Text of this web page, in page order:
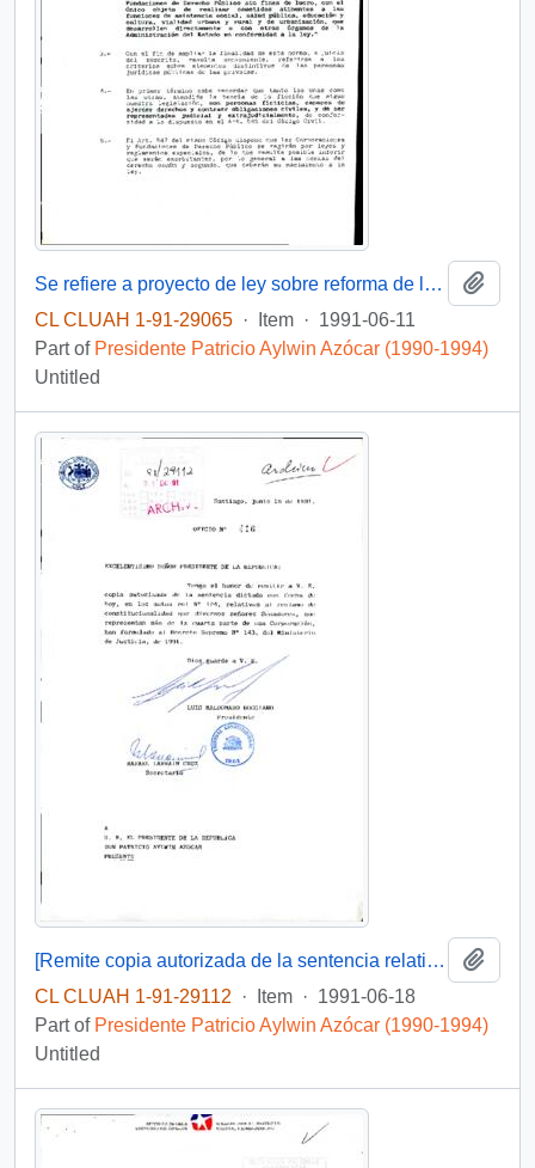
Se refiere a proyecto de ley sobre reforma de la Constitución Política del Estado
CL CLUAH 1-91-29065 · Item · 1991-06-11
Part of Presidente Patricio Aylwin Azócar (1990-1994)
Untitled
[Remite copia autorizada de la sentencia relativa al reclamo de constitucionalidad de diversos Senadores]
CL CLUAH 1-91-29112
· Item · 1991-06-18
Part of Presidente Patricio Aylwin Azócar (1990-1994)
Untitled